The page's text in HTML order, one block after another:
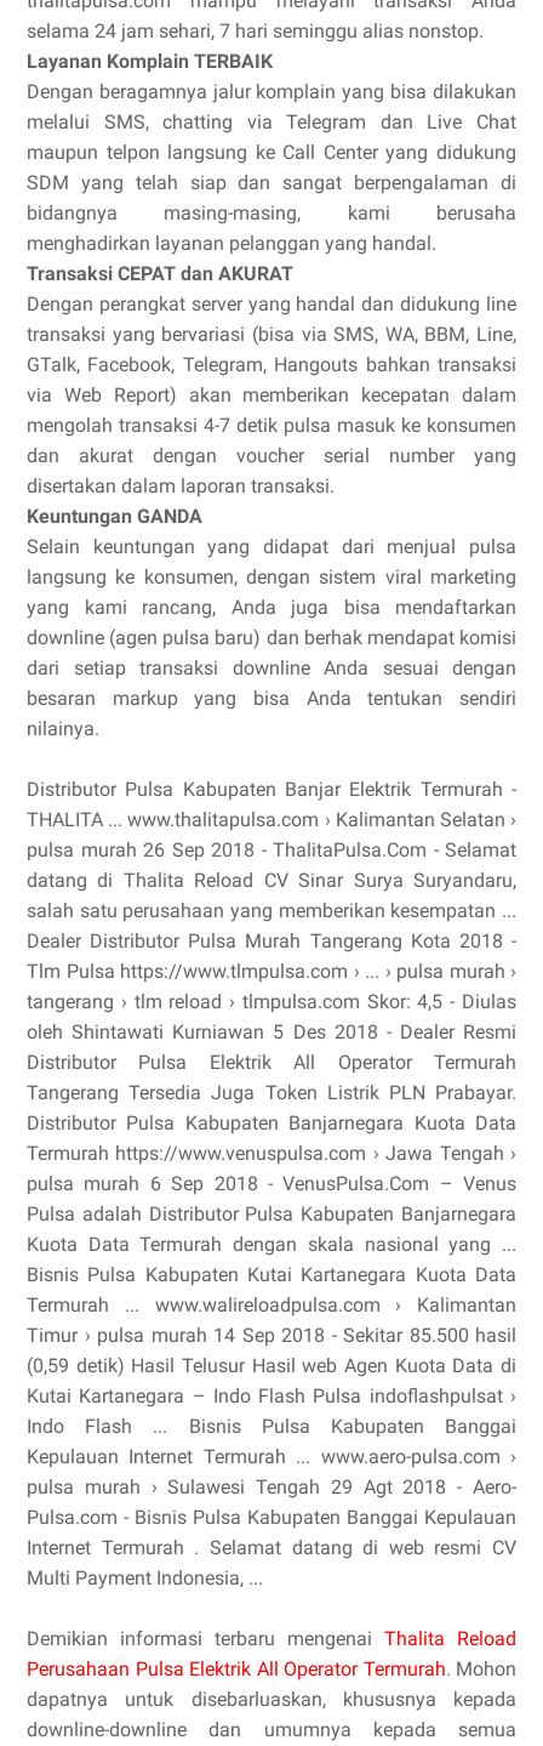
selama 24 jam sehari, 7 hari seminggu alias nonstop.
Layanan Komplain TERBAIK
Dengan beragamnya jalur komplain yang bisa dilakukan
melalui SMS, chatting via Telegram dan Live Chat
maupun telpon langsung ke Call Center yang didukung
SDM yang telah siap dan sangat berpengalaman di
bidangnya masing-masing, kami berusaha
menghadirkan layanan pelanggan yang handal.
Transaksi CEPAT dan AKURAT
Dengan perangkat server yang handal dan didukung line
transaksi yang bervariasi (bisa via SMS, WA, BBM, Line,
GTalk, Facebook, Telegram, Hangouts bahkan transaksi
via Web Report) akan memberikan kecepatan dalam
mengolah transaksi 4-7 detik pulsa masuk ke konsumen
dan akurat dengan voucher serial number yang
disertakan dalam laporan transaksi.
Keuntungan GANDA
Selain keuntungan yang didapat dari menjual pulsa
langsung ke konsumen, dengan sistem viral marketing
yang kami rancang, Anda juga bisa mendaftarkan
downline (agen pulsa baru) dan berhak mendapat komisi
dari setiap transaksi downline Anda sesuai dengan
besaran markup yang bisa Anda tentukan sendiri
nilainya.
Distributor Pulsa Kabupaten Banjar Elektrik Termurah -
THALITA ... www.thalitapulsa.com › Kalimantan Selatan ›
pulsa murah 26 Sep 2018 - ThalitaPulsa.Com - Selamat
datang di Thalita Reload CV Sinar Surya Suryandaru,
salah satu perusahaan yang memberikan kesempatan ...
Dealer Distributor Pulsa Murah Tangerang Kota 2018 -
Tlm Pulsa https://www.tlmpulsa.com › ... › pulsa murah ›
tangerang › tlm reload › tlmpulsa.com Skor: 4,5 - ‎Diulas
oleh Shintawati Kurniawan 5 Des 2018 - Dealer Resmi
Distributor Pulsa Elektrik All Operator Termurah
Tangerang Tersedia Juga Token Listrik PLN Prabayar.
Distributor Pulsa Kabupaten Banjarnegara Kuota Data
Termurah https://www.venuspulsa.com › Jawa Tengah ›
pulsa murah 6 Sep 2018 - VenusPulsa.Com – Venus
Pulsa adalah Distributor Pulsa Kabupaten Banjarnegara
Kuota Data Termurah dengan skala nasional yang ...
Bisnis Pulsa Kabupaten Kutai Kartanegara Kuota Data
Termurah ... www.walireloadpulsa.com › Kalimantan
Timur › pulsa murah 14 Sep 2018 - Sekitar 85.500 hasil
(0,59 detik) Hasil Telusur Hasil web Agen Kuota Data di
Kutai Kartanegara – Indo Flash Pulsa indoflashpulsat ›
Indo Flash ... Bisnis Pulsa Kabupaten Banggai
Kepulauan Internet Termurah ... www.aero-pulsa.com ›
pulsa murah › Sulawesi Tengah 29 Agt 2018 - Aero-
Pulsa.com - Bisnis Pulsa Kabupaten Banggai Kepulauan
Internet Termurah . Selamat datang di web resmi CV
Multi Payment Indonesia, ...
Demikian informasi terbaru mengenai Thalita Reload
Perusahaan Pulsa Elektrik All Operator Termurah. Mohon
dapatnya untuk disebarluaskan, khususnya kepada
downline-downline dan umumnya kepada semua